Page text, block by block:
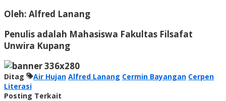
Oleh: Alfred Lanang
Penulis adalah Mahasiswa Fakultas Filsafat
Unwira Kupang
Ditag Air Hujan Alfred Lanang Cermin Bayangan Cerpen
Literasi
Posting Terkait